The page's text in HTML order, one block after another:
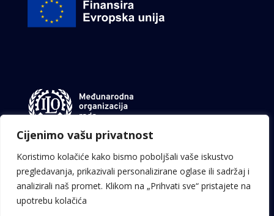
Cijenimo vašu privatnost
Koristimo kolačiće kako bismo poboljšali vaše iskustvo
pregledavanja, prikazivali personalizirane oglase ili sadržaj i
analizirali naš promet. Klikom na „Prihvati sve“ pristajete na
upotrebu kolačića
EU © 2024. Sva prava pridržana.